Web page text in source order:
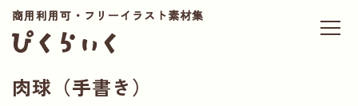
商用利用可・フリーイラスト素材集
肉球（手書き）